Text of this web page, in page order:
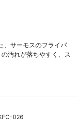
、サーモスのフライパ
汚れが落ちやすく、ス
026